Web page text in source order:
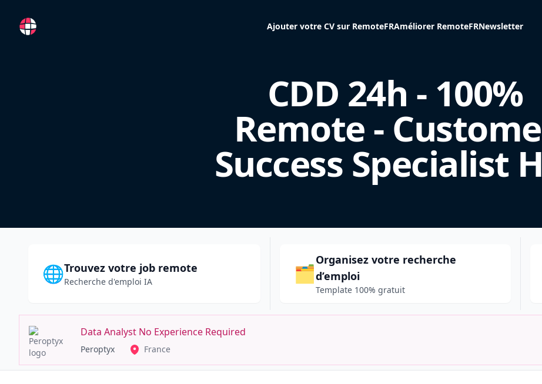
RemoteFR Ajouter votre CV sur RemoteFRAméliorer RemoteFRNewsletter
CDD 24h - 100%
Remote -
Success Specialist
🌐Trouvez votre job remote
Recherche d'emploi IA 🗂️
Organisez votre recherche
d’emploi
Template 100% gratuit
Data Analyst No Experience Required
Peroptyx France